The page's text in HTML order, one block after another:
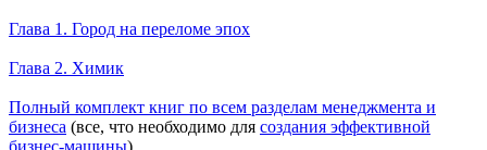
Глава 1. Город на переломе эпох
Глава 2. Химик
Полный комплект книг по всем разделам менеджмента и
бизнеса (все, что необходимо для создания эффективной
бизнес-машины)